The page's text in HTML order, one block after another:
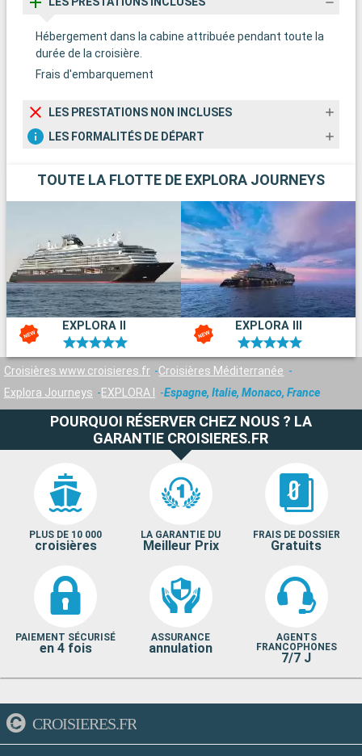
Hébergement dans la cabine attribuée pendant toute la
durée de la croisière.
Frais d'embarquement
LES PRESTATIONS NON INCLUSES
LES FORMALITÉS DE DÉPART
TOUTE LA FLOTTE DE EXPLORA JOURNEYS
EXPLORA II EXPLORA III
Croisières www.croisieres.fr
Croisières Méditerranée
Explora Journeys
EXPLORA I Espagne, Italie, Monaco, France
POURQUOI RÉSERVER CHEZ NOUS ? LA
GARANTIE CROISIERES.FR
PLUS DE 10 000
croisières
LA GARANTIE DU
Meilleur Prix
FRAIS DE DOSSIER
Gratuits
PAIEMENT SÉCURISÉ
en 4 fois
ASSURANCE
annulation
AGENTS
FRANCOPHONES
7/7 J
CROISIERES.FR